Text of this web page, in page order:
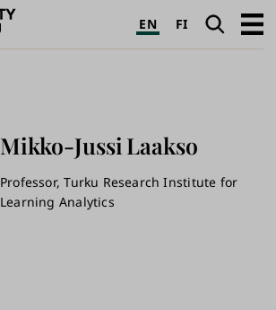
EN FI SearchOpen
Mikko-Jussi Laakso
Professor, Turku Research Institute for
Learning Analytics